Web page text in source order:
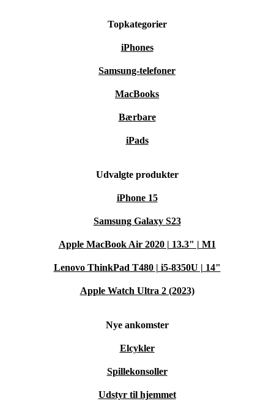
Topkategorier
iPhones
Samsung-telefoner
MacBooks
Bærbare
iPads
Udvalgte produkter
iPhone 15
Samsung Galaxy S23
Apple MacBook Air 2020 | 13.3" | M1
Lenovo ThinkPad T480 | i5-8350U | 14"
Apple Watch Ultra 2 (2023)
Nye ankomster
Elcykler
Spillekonsoller
Udstyr til hjemmet